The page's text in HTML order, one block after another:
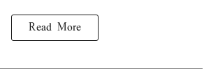
Read More